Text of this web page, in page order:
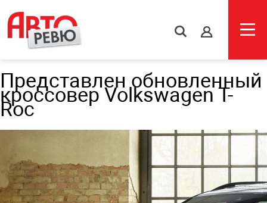
s
Представлен обновленный
кроссовер Volkswagen T-
Roc